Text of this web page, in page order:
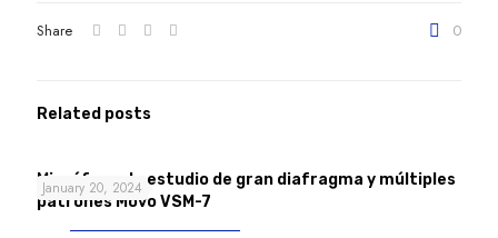
Share 0
Related posts
January 20, 2024
Micrófono de estudio de gran diafragma y múltiples
patrones Movo VSM-7